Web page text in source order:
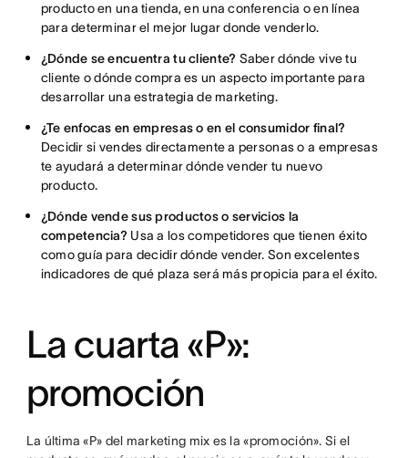
producto en una tienda, en una conferencia o en línea
para determinar el mejor lugar donde venderlo.
¿Dónde se encuentra tu cliente? Saber dónde vive tu
cliente o dónde compra es un aspecto importante para
desarrollar una estrategia de marketing.
¿Te enfocas en empresas o en el consumidor final?
Decidir si vendes directamente a personas o a empresas
te ayudará a determinar dónde vender tu nuevo
producto.
¿Dónde vende sus productos o servicios la
competencia? Usa a los competidores que tienen éxito
como guía para decidir dónde vender. Son excelentes
indicadores de qué plaza será más propicia para el éxito.
La cuarta «P»:
promoción
La última «P» del marketing mix es la «promoción». Si el